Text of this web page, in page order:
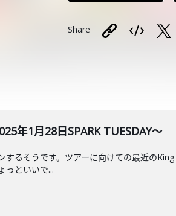
Share
年1月28日SPARK TUESDAY～
するそうです。ツアーに向けての最近の
っといいで...